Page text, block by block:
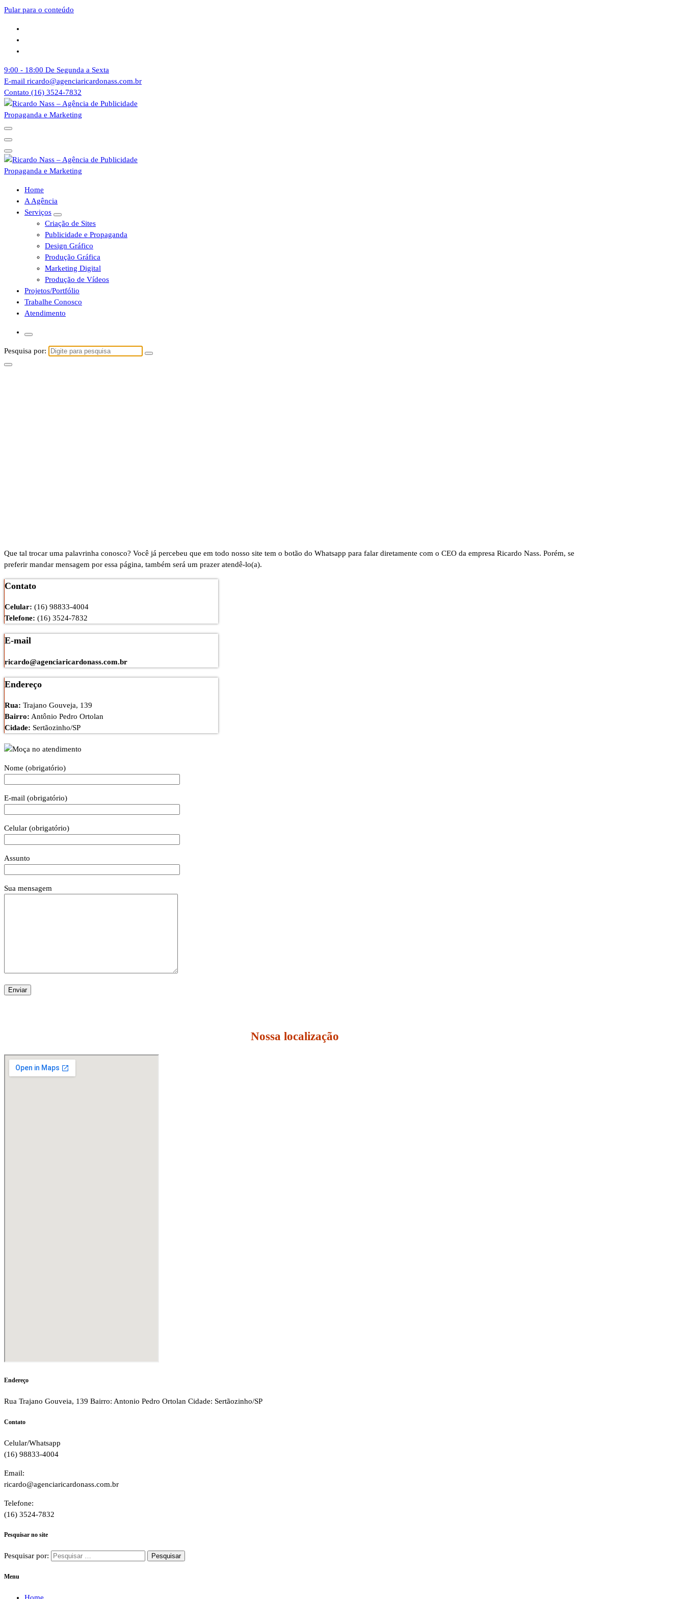
Pular para o conteúdo
9:00 - 18:00 De Segunda a Sexta
E-mail ricardo@agenciaricardonass.com.br
Contato (16) 3524-7832
Agência de Publicidade Ricardo Nass. Empresa especializadas em comunicação offline e online, Nossa agência atende empresas da cidade de Sertãozinho, Ribeirão Preto e todo o Brasil
Home
A Agência
Serviços
Criação de Sites
Publicidade e Propaganda
Design Gráfico
Produção Gráfica
Marketing Digital
Produção de Vídeos
Projetos/Portfólio
Trabalhe Conosco
Atendimento
Pesquisa por:
Que tal trocar uma palavrinha conosco? Você já percebeu que em todo nosso site tem o botão do Whatsapp para falar diretamente com o CEO da empresa Ricardo Nass. Porém, se
preferir mandar mensagem por essa página, também será um prazer atendê-lo(a).
Contato
Celular: (16) 98833-4004
Telefone: (16) 3524-7832
E-mail
ricardo@agenciaricardonass.com.br
Endereço
Rua: Trajano Gouveja, 139
Bairro: Antônio Pedro Ortolan
Cidade: Sertãozinho/SP
Nome (obrigatório)
E-mail (obrigatório)
Celular (obrigatório)
Assunto
Sua mensagem
Nossa localização
Endereço
Rua Trajano Gouveia, 139 Bairro: Antonio Pedro Ortolan Cidade: Sertãozinho/SP
Contato
Celular/Whatsapp
(16) 98833-4004
Email:
ricardo@agenciaricardonass.com.br
Telefone:
(16) 3524-7832
Pesquisar no site
Pesquisar por:
Menu
Home